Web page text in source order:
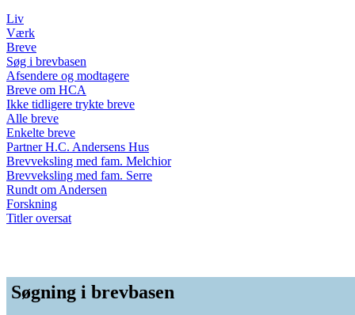
Liv
Værk
Breve
Søg i brevbasen
Afsendere og modtagere
Breve om HCA
Ikke tidligere trykte breve
Alle breve
Enkelte breve
Partner H.C. Andersens Hus
Brevveksling med fam. Melchior
Brevveksling med fam. Serre
Rundt om Andersen
Forskning
Titler oversat
Søgning i brevbasen